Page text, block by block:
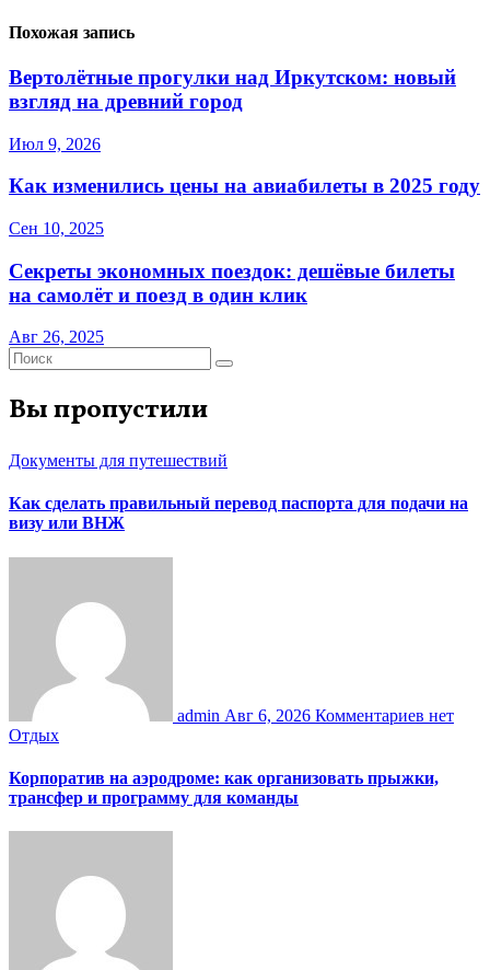
Похожая запись
Вертолётные прогулки над Иркутском: новый
взгляд на древний город
Июл 9, 2026
Как изменились цены на авиабилеты в 2025 году
Сен 10, 2025
Секреты экономных поездок: дешёвые билеты
на самолёт и поезд в один клик
Авг 26, 2025
Вы пропустили
Документы для путешествий
Как сделать правильный перевод паспорта для подачи на
визу или ВНЖ
admin Авг 6, 2026 Комментариев нет
Отдых
Корпоратив на аэродроме: как организовать прыжки,
трансфер и программу для команды